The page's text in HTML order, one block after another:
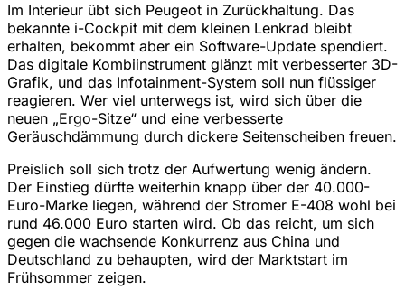
Im Interieur übt sich Peugeot in Zurückhaltung. Das
bekannte i-Cockpit mit dem kleinen Lenkrad bleibt
erhalten, bekommt aber ein Software-Update spendiert.
Das digitale Kombiinstrument glänzt mit verbesserter 3D-
Grafik, und das Infotainment-System soll nun flüssiger
reagieren. Wer viel unterwegs ist, wird sich über die
neuen „Ergo-Sitze“ und eine verbesserte
Geräuschdämmung durch dickere Seitenscheiben freuen.
Preislich soll sich trotz der Aufwertung wenig ändern.
Der Einstieg dürfte weiterhin knapp über der 40.000-
Euro-Marke liegen, während der Stromer E-408 wohl bei
rund 46.000 Euro starten wird. Ob das reicht, um sich
gegen die wachsende Konkurrenz aus China und
Deutschland zu behaupten, wird der Marktstart im
Frühsommer zeigen.